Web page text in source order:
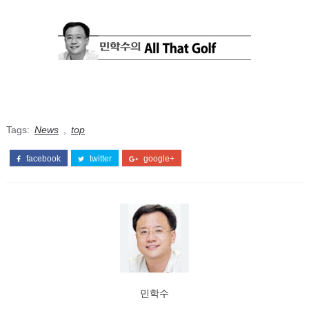
Tags: News top
facebook twitter google+
민학수